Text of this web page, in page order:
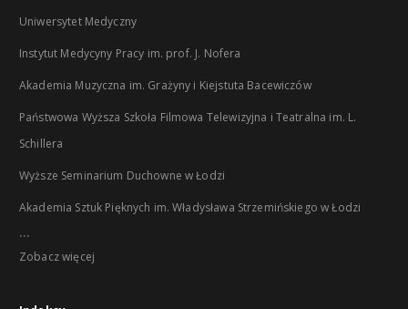
Uniwersytet Medyczny
Instytut Medycyny Pracy im. prof. J. Nofera
Akademia Muzyczna im. Grażyny i Kiejstuta Bacewiczów
Państwowa Wyższa Szkoła Filmowa Telewizyjna i Teatralna im. L.
Schillera
Wyższe Seminarium Duchowne w Łodzi
Akademia Sztuk Pięknych im. Władysława Strzemińskiego w Łodzi
...
Zobacz więcej